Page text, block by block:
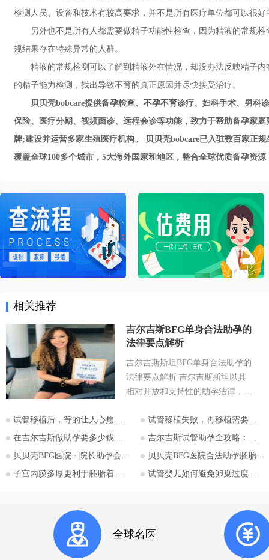
检测人员、设备和技术有较高要求，并不是所有医疗单位都可以很
另外也不是所有人都需要做精子功能性检查，因为精液的常规检
规结果存在特殊异常的人群。
精液的常规检测可以了解到精液外在情况，却没办法反映精子内
的精子能力检测，找出导致不育的真正原因并尽快接受治疗。
贝贝壳bobcare提供备孕检查、 不孕不育诊疗、妇科手术、男科
保险、医疗分期、视频面诊、远程会诊等功能，致力于帮助备孕家
牌;建设并运营多家生殖医疗机构。 贝贝壳bobcare已入驻数百家正
覆盖全球100多个城市，5大海外国家和地区，整合全球优质备孕资
相关推荐
吉尔吉斯BFG单身合法助孕的
法律要点解析
吉尔吉斯斯坦BFG单身合法助孕的
法律要点解析 吉尔吉斯斯坦以其
相对开放和支持性的助孕法律，成
地。特别是对于希望通过助孕实现
为人父母梦想的单身人士，吉尔吉
斯斯坦的法律框架值得深入探讨。
法律的核心要点，并特别关注单身
拉套大学附属BFG生殖妇产医院的
咨询信息。 核心要点一：吉尔吉
斯斯坦助孕法律概述 吉尔吉斯斯
试管移植后，等的让人心焦的胎心和胎芽，何时会出现？
试管移植失败，再移植需要注意哪些？
在吉尔吉斯做助孕要多少钱？2026比什凯克费用全公开，拒绝隐形消费
吉尔吉斯试管助孕全攻略：为什么越来越多的中国家庭选择比什凯克？
贝贝壳BFG医院 · 院长助孕会（济南站）
贝贝壳BFG医院合法助孕胚胎移植流程详解
子宫内膜多厚更利于胚胎着床？
试管婴儿如何避免卵巢过度刺激综合征
全球名医